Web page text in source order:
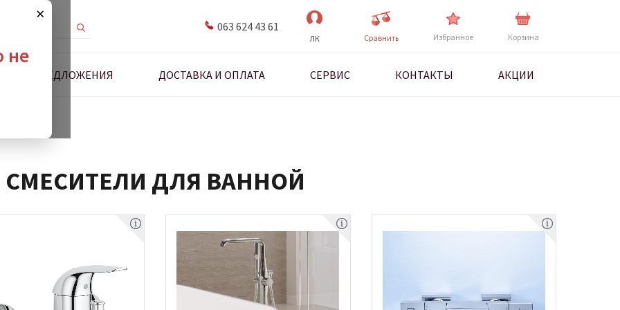
×
не
063 624 43 61
ЛК Cравнить Избранное Корзина
ПРЕДЛОЖЕНИЯ ДОСТАВКА И ОПЛАТА СЕРВИС КОНТАКТЫ АКЦИИ
СМЕСИТЕЛИ ДЛЯ ВАННОЙ